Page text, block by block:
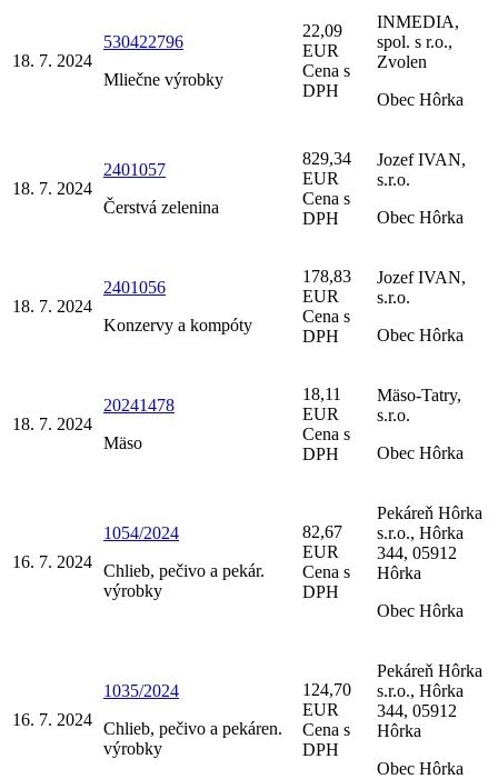
18. 7. 2024
530422796
Mliečne výrobky
22,09
EUR
Cena s
DPH
INMEDIA,
spol. s r.o.,
Zvolen
Obec Hôrka
18. 7. 2024
2401057
Čerstvá zelenina
829,34
EUR
Cena s
DPH
Jozef IVAN,
s.r.o.
Obec Hôrka
18. 7. 2024
2401056
Konzervy a kompóty
178,83
EUR
Cena s
DPH
Jozef IVAN,
s.r.o.
Obec Hôrka
18. 7. 2024
20241478
Mäso
18,11
EUR
Cena s
DPH
Mäso-Tatry,
s.r.o.
Obec Hôrka
16. 7. 2024
1054/2024
Chlieb, pečivo a pekár.
výrobky
82,67
EUR
Cena s
DPH
Pekáreň Hôrka
s.r.o., Hôrka
344, 05912
Hôrka
Obec Hôrka
16. 7. 2024
1035/2024
Chlieb, pečivo a pekáren.
výrobky
124,70
EUR
Cena s
DPH
Pekáreň Hôrka
s.r.o., Hôrka
344, 05912
Hôrka
Obec Hôrka